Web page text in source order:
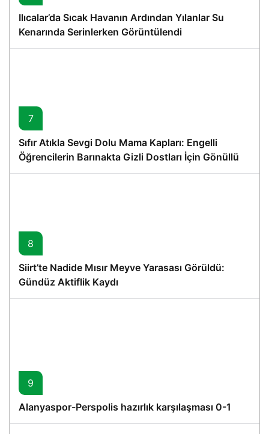
Ilıcalar’da Sıcak Havanın Ardından Yılanlar Su
Kenarında Serinlerken Görüntülendi
7
Sıfır Atıkla Sevgi Dolu Mama Kapları: Engelli
Öğrencilerin Barınakta Gizli Dostları İçin Gönüllü
Proje
8
Siirt’te Nadide Mısır Meyve Yarasası Görüldü:
Gündüz Aktiflik Kaydı
9
Alanyaspor-Perspolis hazırlık karşılaşması 0-1